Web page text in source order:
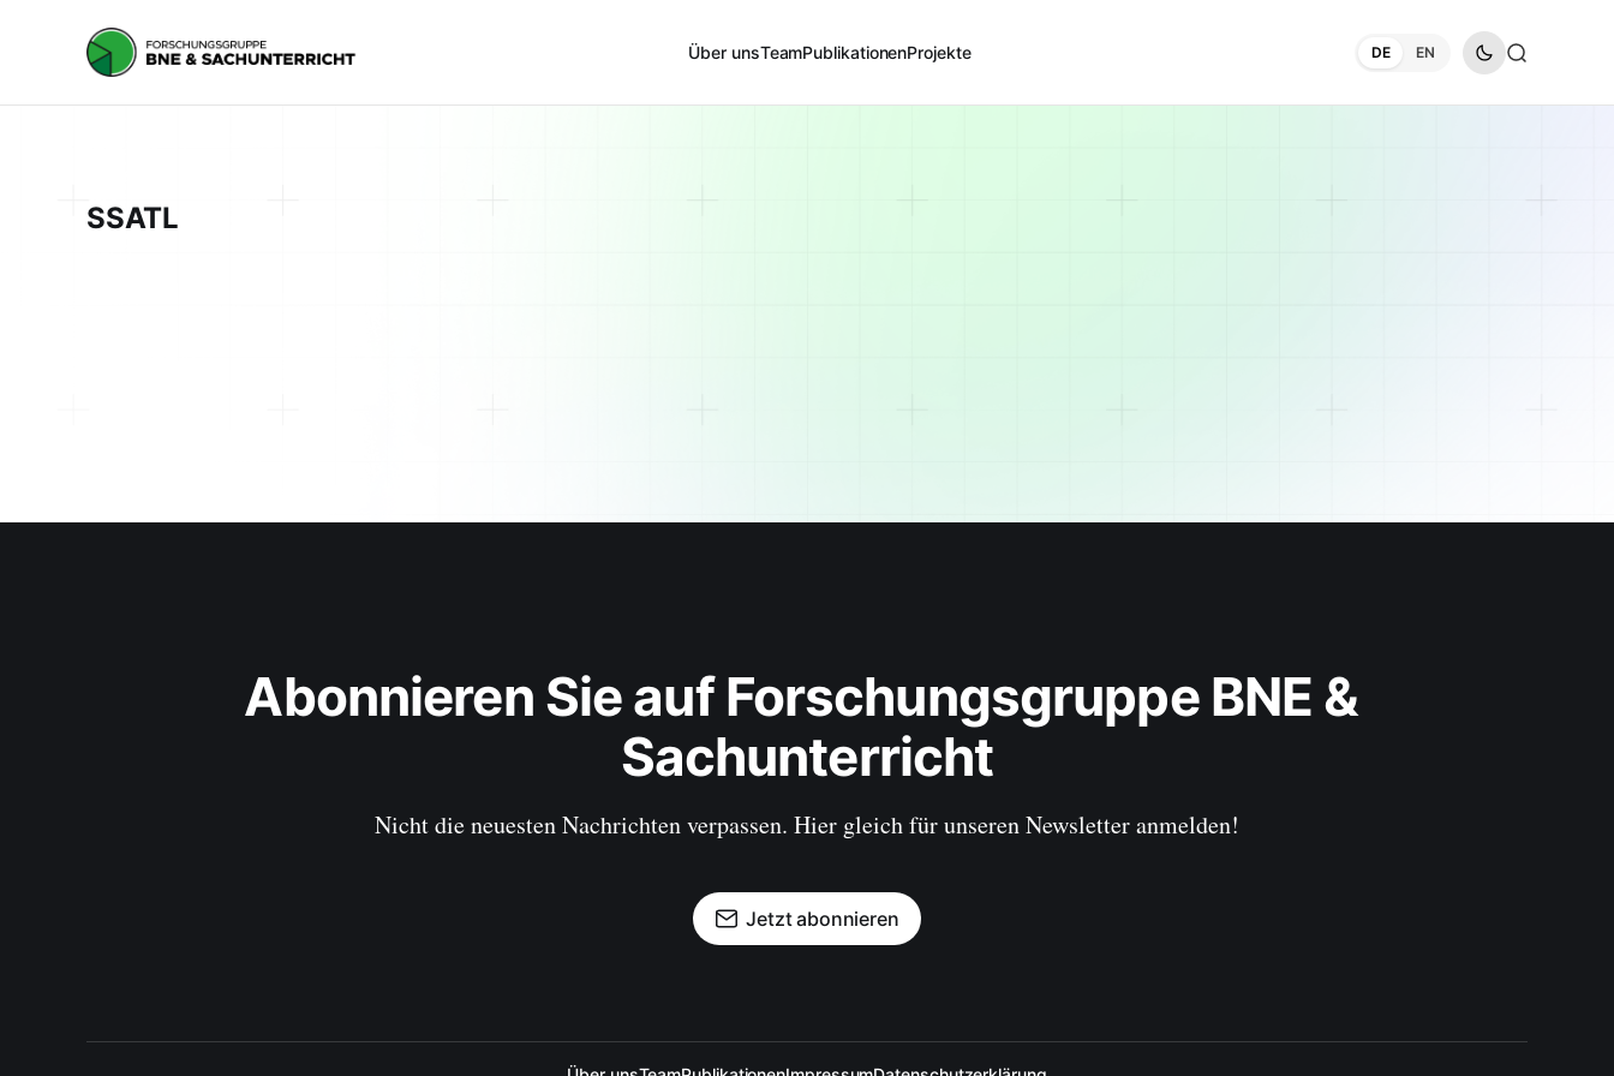
Über unsTeamPublikationenProjekte DE EN
SSATL
Abonnieren Sie auf Forschungsgruppe BNE &
Sachunterricht
Nicht die neuesten Nachrichten verpassen. Hier gleich für unseren Newsletter anmelden!
Jetzt abonnieren